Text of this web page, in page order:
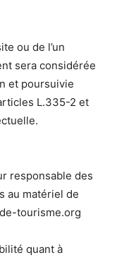
ou de l’un
sera considérée
et poursuivie
L.335-2 et
responsable des
au matériel de
tourisme.org
quant à